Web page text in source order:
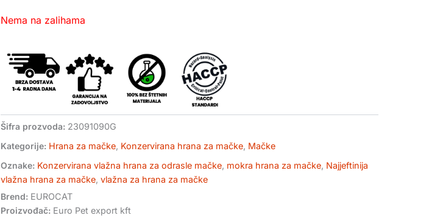
Nema na zalihama
Šifra prozvoda: 23091090G
Kategorije: Hrana za mačke, Konzervirana hrana za mačke, Mačke
Oznake: Konzervirana vlažna hrana za odrasle mačke, mokra hrana za mačke, Najjeftinija
vlažna hrana za mačke, vlažna za hrana za mačke
Brend: EUROCAT
Proizvođač: Euro Pet export kft